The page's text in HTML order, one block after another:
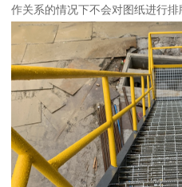
作关系的情况下不会对图纸进行排